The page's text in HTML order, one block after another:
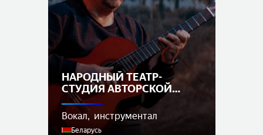
НАРОДНЫЙ ТЕАТР-
СТУДИЯ АВТОРСКОЙ
ПЕСНИ
Вокал инструментал
Беларусь